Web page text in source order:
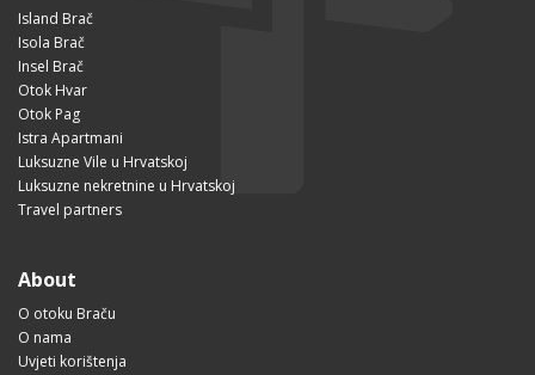
Island Brač
Isola Brač
Insel Brač
Otok Hvar
Otok Pag
Istra Apartmani
Luksuzne Vile u Hrvatskoj
Luksuzne nekretnine u Hrvatskoj
Travel partners
About
O otoku Braču
O nama
Uvjeti korištenja